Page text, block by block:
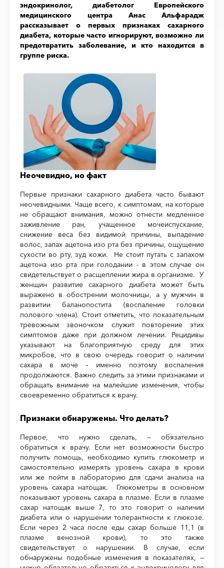
эндокринолог, диабетолог Европейского
медицинского центра Анас Альфарадж
рассказывает о первых признаках сахарного
диабета, которые часто игнорируют, возможно ли
предотвратить заболевание, и кто находится в
группе риска.
Неочевидно, но факт
Первые признаки сахарного диабета часто бывают
неочевидными. Чаще всего, к симптомам, на которые
не обращают внимания, можно отнести медленное
заживление ран, учащенное мочеиспускание,
снижение веса без видимой причины, выпадение
волос, запах ацетона изо рта без причины, ощущение
сухости во рту, зуд кожи. Не стоит путать с запахом
ацетона изо рта при голодании - в этом случае он
свидетельствует о расщеплении жира в организме. У
женщин развитие сахарного диабета может быть
выражено в обострении молочницы, а у мужчин в
развитии баланопостита (воспаление головки
полового члена). Стоит отметить, что показательным
тревожным звоночком служит повторение этих
симптомов даже при должном лечении. Рецидивы
указывают на благоприятную среду для этих
микробов, что в свою очередь говорит о наличии
сахара в моче – именно поэтому воспаления
продолжаются. Важно следить за этими признаками и
обращать внимание на малейшие изменения, чтобы
своевременно обратиться к врачу.
Признаки обнаружены. Что делать?
Первое, что нужно сделать, — обязательно
обратиться к врачу. Если нет возможности быстро
получить помощь, необходимо купить глюкометр и
самостоятельно измерять уровень сахара в крови
или же пойти в лабораторию для сдачи анализа на
уровень сахара натощак. Глюкометры в основном
показывают уровень сахара в плазме. Если в плазме
сахар натощак выше 7, то это говорит о наличии
диабета или о нарушении толерантности к глюкозе.
Если через 2 часа после еды сахар больше 11,1 (в
плазме венозной крови), то это также
свидетельствует о нарушении. В случае, если
обнаружены подобные изменения в показателях, —